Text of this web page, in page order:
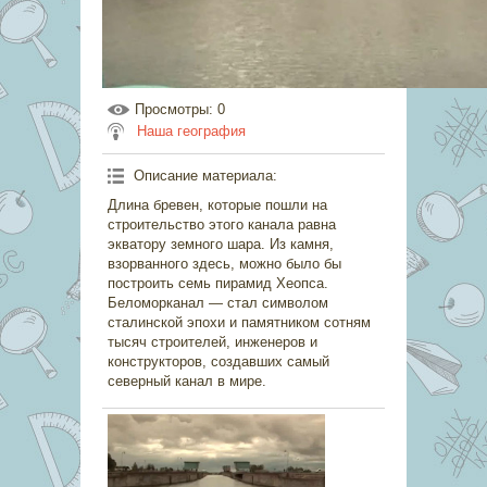
Просмотры: 0
Наша география
Описание материала:
Длина бревен, которые пошли на
строительство этого канала равна
экватору земного шара. Из камня,
взорванного здесь, можно было бы
построить семь пирамид Хеопса.
Беломорканал — стал символом
сталинской эпохи и памятником сотням
тысяч строителей, инженеров и
конструкторов, создавших самый
северный канал в мире.